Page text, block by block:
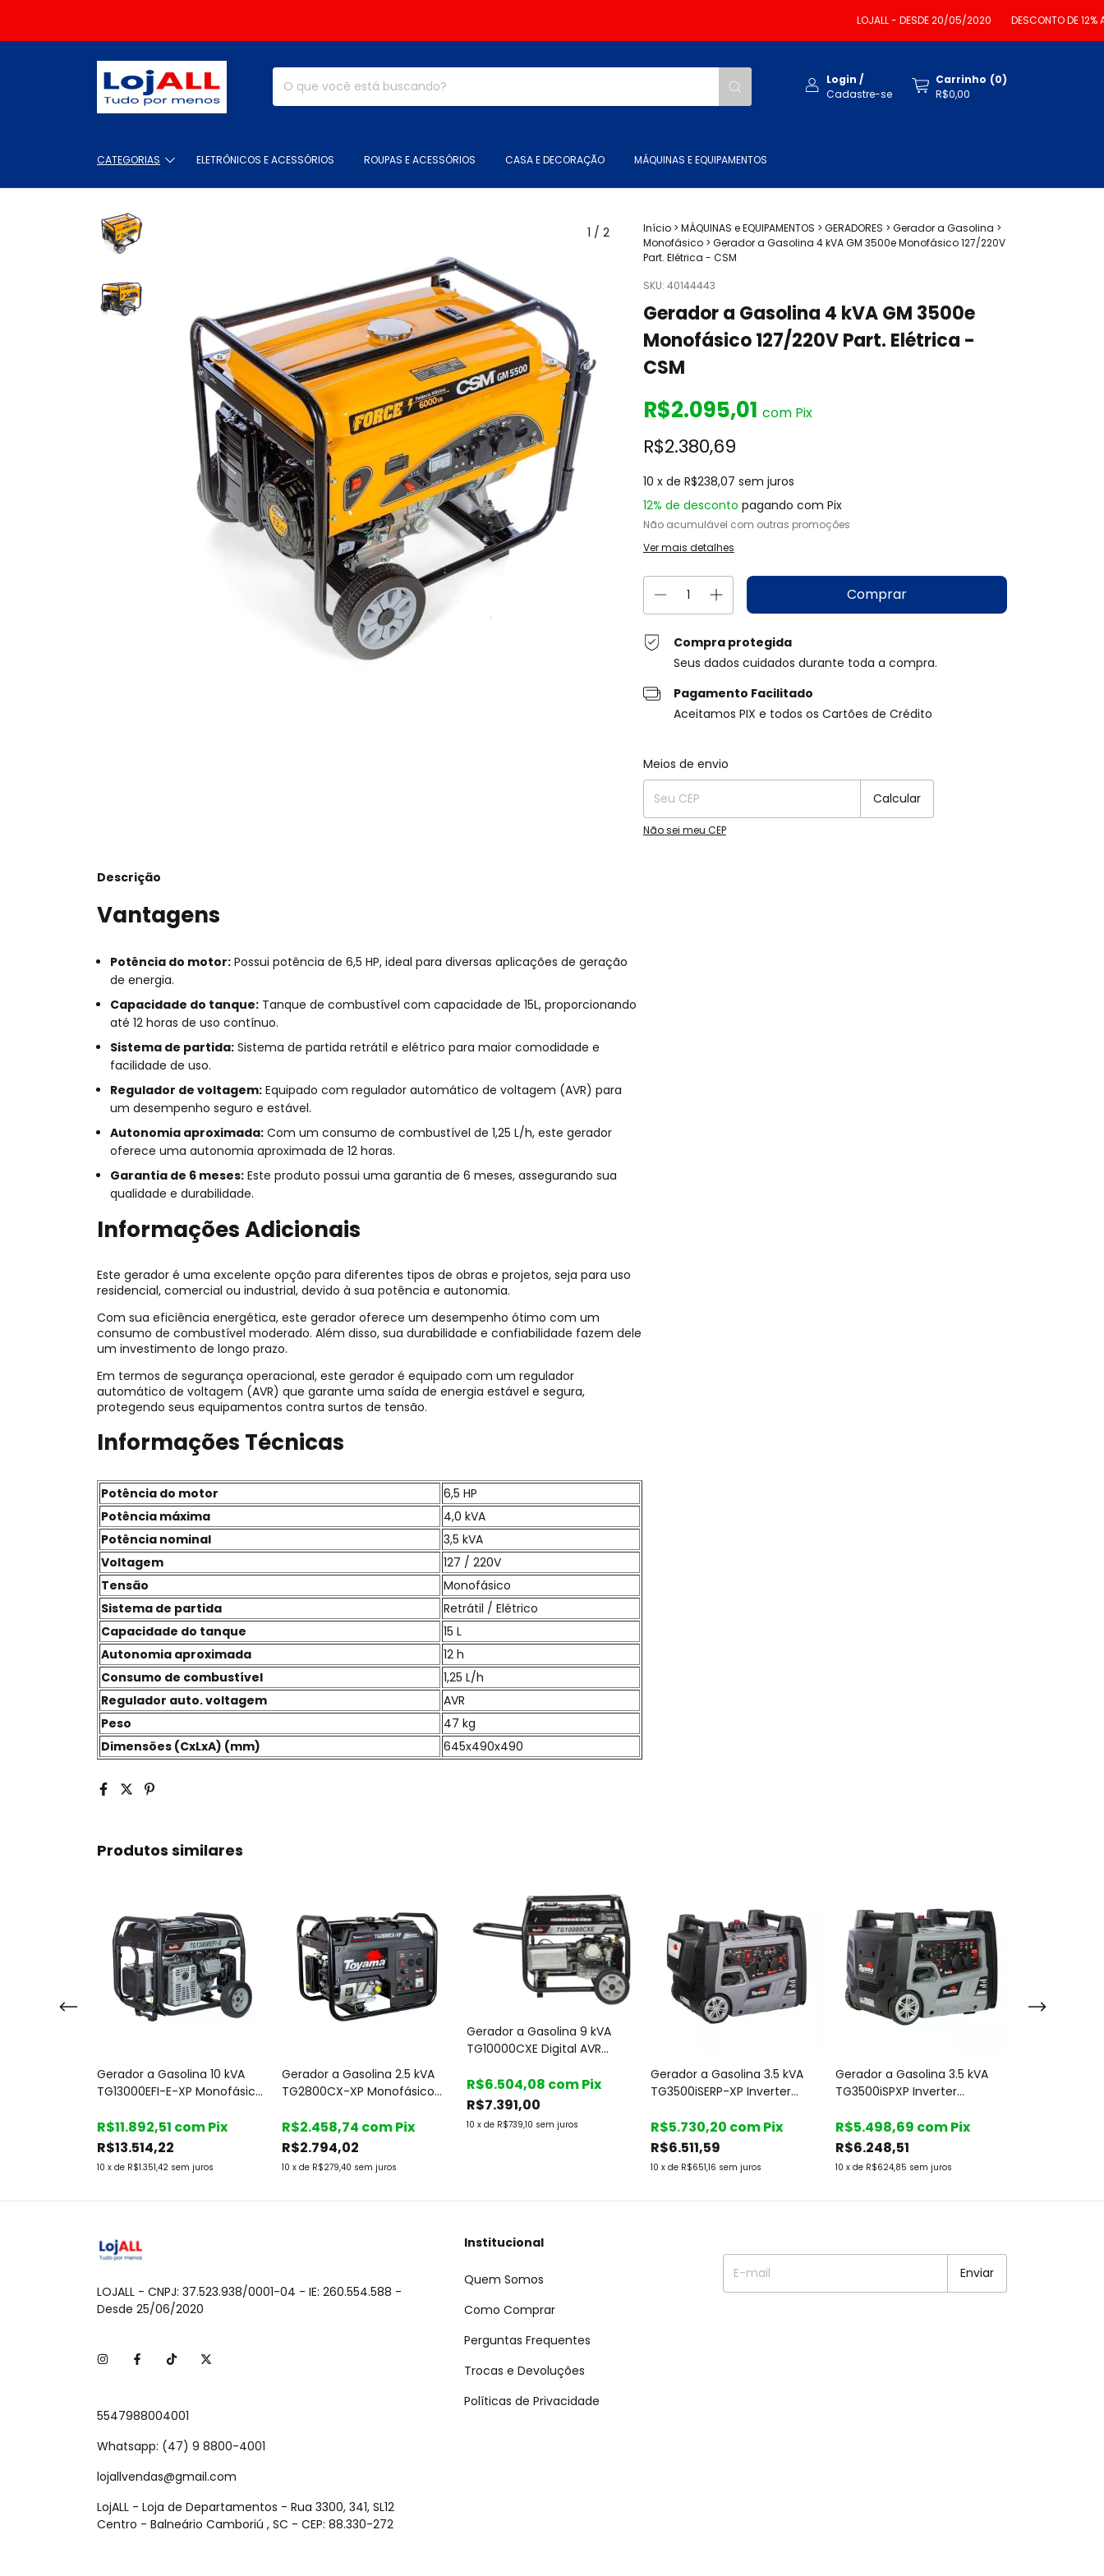
LOJALL - DESDE 20/05/2020 DESCONTO DE 12% A
Login /
Cadastre-se
Carrinho (0)
R$0,00
CATEGORIAS ELETRÔNICOS E ACESSÓRIOS ROUPAS E ACESSÓRIOS CASA E DECORAÇÃO MÁQUINAS E EQUIPAMENTOS
1 / 2 Início > MÁQUINAS e EQUIPAMENTOS > GERADORES > Gerador a Gasolina >
Monofásico > Gerador a Gasolina 4 kVA GM 3500e Monofásico 127/220V
Part. Elétrica - CSM
SKU: 40144443
Gerador a Gasolina 4 kVA GM 3500e
Monofásico 127/220V Part. Elétrica -
CSM
R$2.095,01 com Pix
R$2.380,69
10 x de R$238,07 sem juros
12% de desconto pagando com Pix
Não acumulável com outras promoções
Ver mais detalhes
Compra protegida
Seus dados cuidados durante toda a compra.
Pagamento Facilitado
Aceitamos PIX e todos os Cartões de Crédito
Entregas para o CEP:
Meios de envio
Calcular
Não sei meu CEP
Descrição
Vantagens
Potência do motor: Possui potência de 6,5 HP, ideal para diversas aplicações de geração
de energia.
Capacidade do tanque: Tanque de combustível com capacidade de 15L, proporcionando
até 12 horas de uso contínuo.
Sistema de partida: Sistema de partida retrátil e elétrico para maior comodidade e
facilidade de uso.
Regulador de voltagem: Equipado com regulador automático de voltagem (AVR) para
um desempenho seguro e estável.
Autonomia aproximada: Com um consumo de combustível de 1,25 L/h, este gerador
oferece uma autonomia aproximada de 12 horas.
Garantia de 6 meses: Este produto possui uma garantia de 6 meses, assegurando sua
qualidade e durabilidade.
Informações Adicionais
Este gerador é uma excelente opção para diferentes tipos de obras e projetos, seja para uso
residencial, comercial ou industrial, devido à sua potência e autonomia.
Com sua eficiência energética, este gerador oferece um desempenho ótimo com um
consumo de combustível moderado. Além disso, sua durabilidade e confiabilidade fazem dele
um investimento de longo prazo.
Em termos de segurança operacional, este gerador é equipado com um regulador
automático de voltagem (AVR) que garante uma saída de energia estável e segura,
protegendo seus equipamentos contra surtos de tensão.
Informações Técnicas
Potência do motor
6,5 HP
Potência máxima
4,0 kVA
Potência nominal
3,5 kVA
Voltagem
127 / 220V
Tensão
Monofásico
Sistema de partida
Retrátil / Elétrico
Capacidade do tanque
15 L
Autonomia aproximada
12 h
Consumo de combustível
1,25 L/h
Regulador auto. voltagem
AVR
Peso
47 kg
Dimensões (CxLxA) (mm)
645x490x490
Produtos similares
Gerador a Gasolina 10 kVA
TG13000EFI-E-XP Monofásico
Toyama
R$13.514,22
10 x de R$1.351,42 sem juros
R$11.892,51 comPix
Gerador a Gasolina 2.5 kVA
TG2800CX-XP Monofásico
Toyama
R$2.794,02
10 x de R$279,40 sem juros
R$2.458,74 comPix
Gerador a Gasolina 9 kVA
TG10000CXE Digital AVR
Elétrica - Toyama
R$7.391,00
10 x de R$739,10 sem juros
R$6.504,08 comPix
Gerador a Gasolina 3.5 kVA
TG3500iSERP-XP Inverter
e Controle - Toyama
R$6.511,59
10 xde R$651,16 sem juros
R$5.730,20 comPix
Gerador a Gasolina 3.5 kVA
TG3500iSPXP Inverter
Manual - Toyama
R$6.248,51
10 xde R$624,85 sem juros
R$5.498,69 comPix
LOJALL - CNPJ: 37.523.938/0001-04 - IE: 260.554.588 -
Desde 25/06/2020
5547988004001
Whatsapp: (47) 9 8800-4001
lojallvendas@gmail.com
LojALL - Loja de Departamentos - Rua 3300, 341, SL12
Centro - Balneário Camboriú , SC - CEP: 88.330-272
Institucional
Quem Somos
Como Comprar
Perguntas Frequentes
Trocas e Devoluções
Políticas de Privacidade